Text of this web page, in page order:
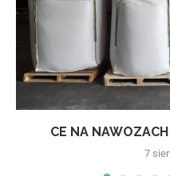
CE NA
7